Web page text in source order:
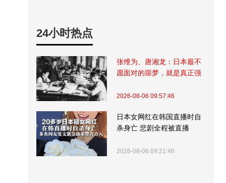
24小时热点
张维为、唐湘龙：日本最不
愿面对的噩梦，就是真正强
2026-08-06 09:57:46
日本女网红在韩国直播时自
杀身亡 悲剧全程被直播
2026-08-06 09:21:46